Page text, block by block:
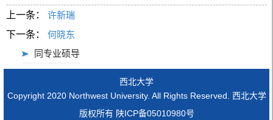
上一条：
许新瑞
下一条：
何晓东
同专业硕导
西北大学
Copyright 2020 Northwest University. All Rights Reserved. 西北大学
版权所有 陕ICP备05010980号